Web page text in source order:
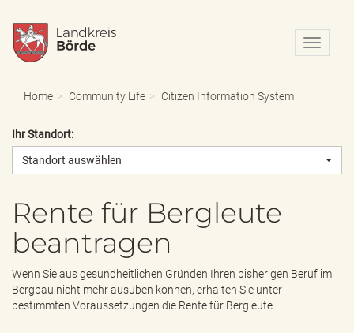
N
a
o
a
Home Community Life Citizen Information System
Ihr Standort:
Standort auswählen
Rente für Bergleute
beantragen
Wenn Sie aus gesundheitlichen Gründen Ihren bisherigen Beruf im
Bergbau nicht mehr ausüben können, erhalten Sie unter
bestimmten Voraussetzungen die Rente für Bergleute.